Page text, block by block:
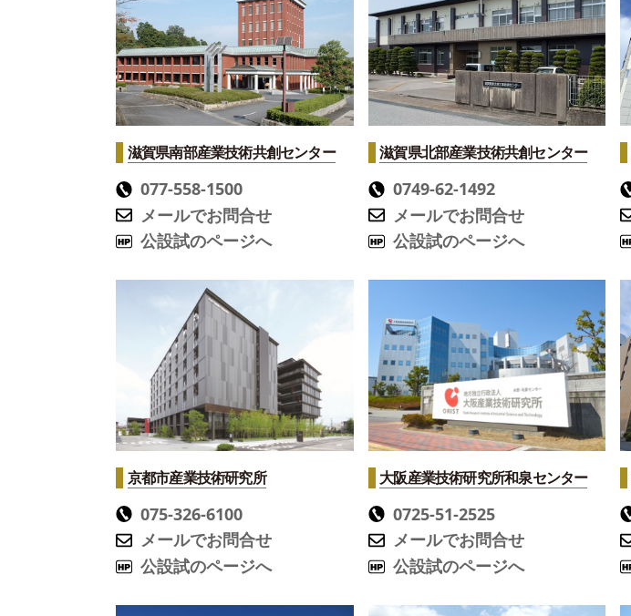
滋賀県南部産業技術共創センター
077-558-1500
メールでお問合せ
公設試のページへ
滋賀県北部産業技術共創センター
0749-62-1492
メールでお問合せ
公設試のページへ
京都市産業技術研究所
075-326-6100
メールでお問合せ
公設試のページへ
大阪産業技術研究所和泉センター
0725-51-2525
メールでお問合せ
公設試のページへ